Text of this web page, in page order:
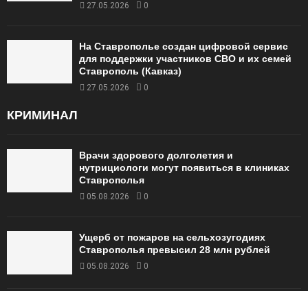
27.05.2026 0
На Ставрополье создан цифровой сервис
для поддержки участников СВО и их семей
Ставрополь (Кавказ)
27.05.2026 0
КРИМИНАЛ
Врачи здорового долголетия и
нутрициологи могут появиться в клиниках
Ставрополья
05.08.2026 0
Ущерб от пожаров на сельхозугодиях
Ставрополья превысил 28 млн рублей
05.08.2026 0